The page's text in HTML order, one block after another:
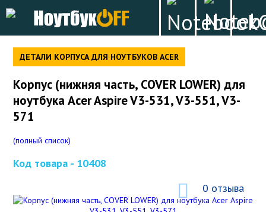
ДЕТАЛИ КОРПУСА ДЛЯ НОУТБУКОВ ACER
Корпус (нижняя часть, COVER LOWER) для
ноутбука Acer Aspire V3-531, V3-551, V3-
571
(полный список)
Код товара - 10408
0 отзыва